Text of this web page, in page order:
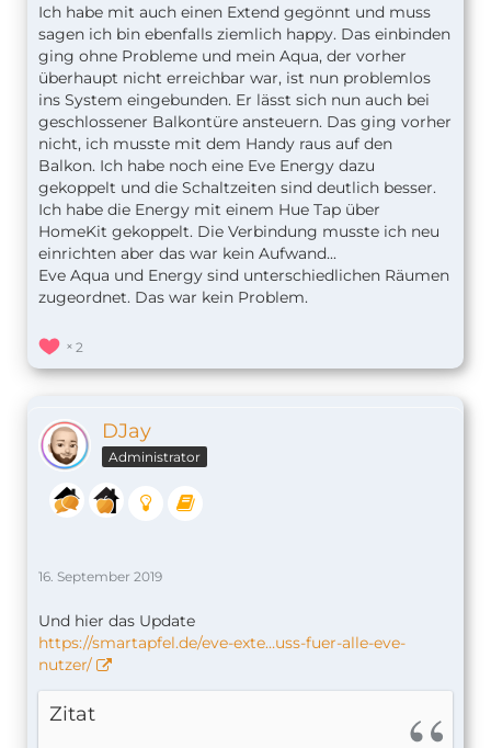
Ich habe mit auch einen Extend gegönnt und muss
sagen ich bin ebenfalls ziemlich happy. Das einbinden
ging ohne Probleme und mein Aqua, der vorher
überhaupt nicht erreichbar war, ist nun problemlos
ins System eingebunden. Er lässt sich nun auch bei
geschlossener Balkontüre ansteuern. Das ging vorher
nicht, ich musste mit dem Handy raus auf den
Balkon. Ich habe noch eine Eve Energy dazu
gekoppelt und die Schaltzeiten sind deutlich besser.
Ich habe die Energy mit einem Hue Tap über
HomeKit gekoppelt. Die Verbindung musste ich neu
einrichten aber das war kein Aufwand...
Eve Aqua und Energy sind unterschiedlichen Räumen
zugeordnet. Das war kein Problem.
2
DJay
Administrator
16. September 2019
Und hier das Update
https://smartapfel.de/eve-exte…uss-fuer-alle-eve-
nutzer/
Zitat